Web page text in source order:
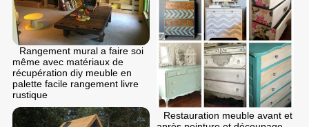
Rangement mural a faire soi
même avec matériaux de
récupération diy meuble en
palette facile rangement livre
rustique
Restauration meuble avant et